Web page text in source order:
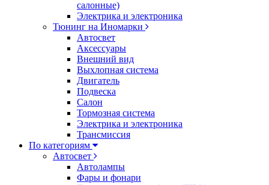
салонные)
Электрика и электроника
Тюнинг на Иномарки
Автосвет
Аксессуары
Внешний вид
Выхлопная система
Двигатель
Подвеска
Салон
Тормозная система
Электрика и электроника
Трансмиссия
По категориям
Автосвет
Автолампы
Фары и фонари